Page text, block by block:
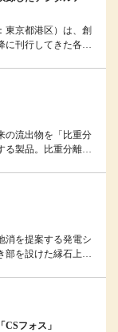
東京都港区）は、創
刊行してきた各種
の流出物を「比重分
製品。比重分離に
消を提案する発電シ
を設けた縁石上部
フォス」